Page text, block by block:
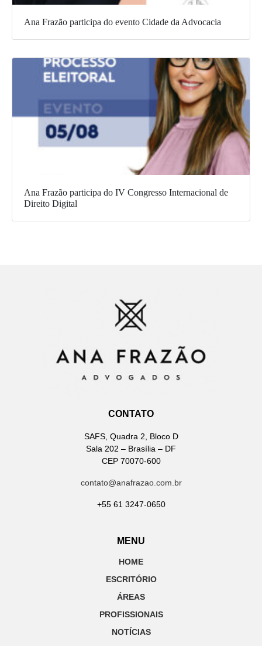
Ana Frazão participa do evento Cidade da Advocacia
Ana Frazão participa do IV Congresso Internacional de
Direito Digital
CONTATO
SAFS, Quadra 2, Bloco D
Sala 202 – Brasília – DF
CEP 70070-600
contato@anafrazao.com.br
+55 61 3247-0650
MENU
HOME
ESCRITÓRIO
ÁREAS
PROFISSIONAIS
NOTÍCIAS